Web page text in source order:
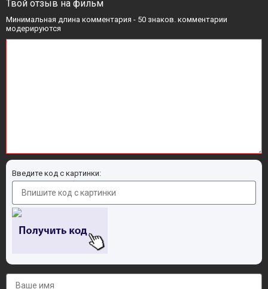
Твой отзыв на фильм
Минимальная длина комментария - 50 знаков. комментарии
модерируются
Введите код с картинки: